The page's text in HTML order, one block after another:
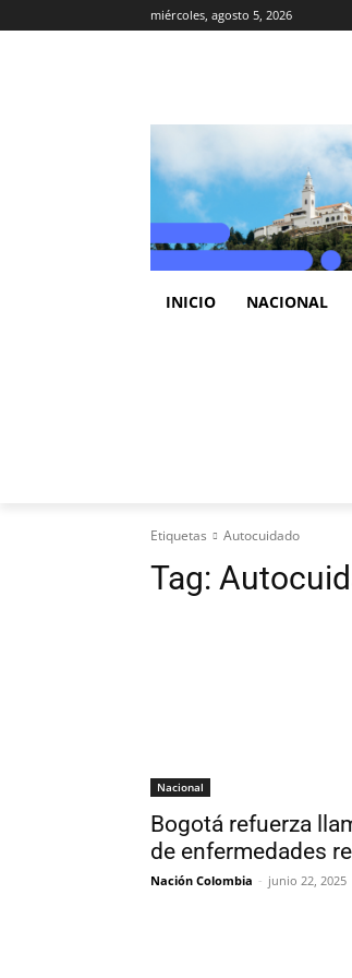
miércoles, agosto 5, 2026
INICIO NACIONAL
Etiquetas Autocuidado
Tag:
Nacional
Bogotá refuerza
de enfermedades
Nación Colombia - junio 22, 2025